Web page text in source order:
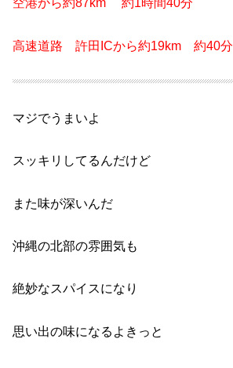
高速道路 許田ICから約19km 約40分
マジでうまいよ
スッキリしてるんだけど
また味が深いんだ
沖縄の北部の雰囲気も
絶妙なスパイスになり
思い出の味になるよきっと